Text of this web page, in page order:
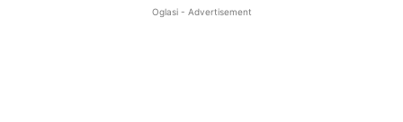
Oglasi - Advertisement